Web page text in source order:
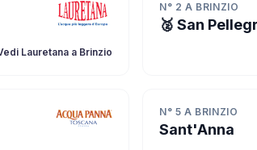
Lauretana a Brinzio
N° 2 A BRINZIO
🥈 San
N° 5 A BRINZIO
Sant'Anna